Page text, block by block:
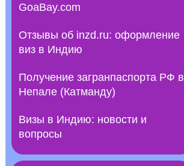
GoaBay.com
Отзывы об inzd.ru: оформление
виз в Индию
Получение загранпаспорта РФ в
Непале (Катманду)
Визы в Индию: новости и
вопросы